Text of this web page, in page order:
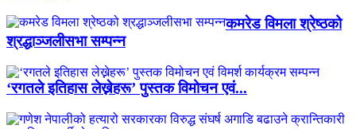
कमरेड विमला श्रेष्ठको
श्रद्धाञ्जलीसभा सम्पन्न
‘रगतले इतिहास लेख्नेहरू’ पुस्तक विमोचन एवं...